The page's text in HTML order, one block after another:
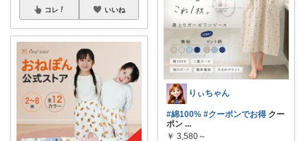
コレ いいね
りぃちゃん
#綿100% #クーポンでお得クー
ポン ...
￥ 3,580～